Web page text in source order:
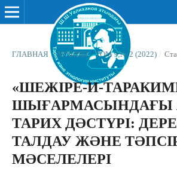
ГЛАВНАЯ / АРХИВЫ / ТОМ 9 № 2 (2022) /
«ШЕЖІРЕ-И-
ШЫҒАРМАСЫНДАҒЫ
ТАРИХ ДӘСТҮРІ:
ТАЛДАУ ЖӘНЕ
МӘСЕЛЕЛЕРІ